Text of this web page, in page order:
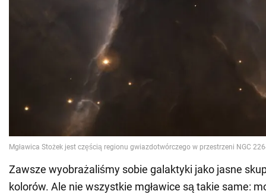
Zawsze wyobrażaliśmy sobie galaktyki jako jasne
kolorów. Ale nie wszystkie mgławice są takie same: